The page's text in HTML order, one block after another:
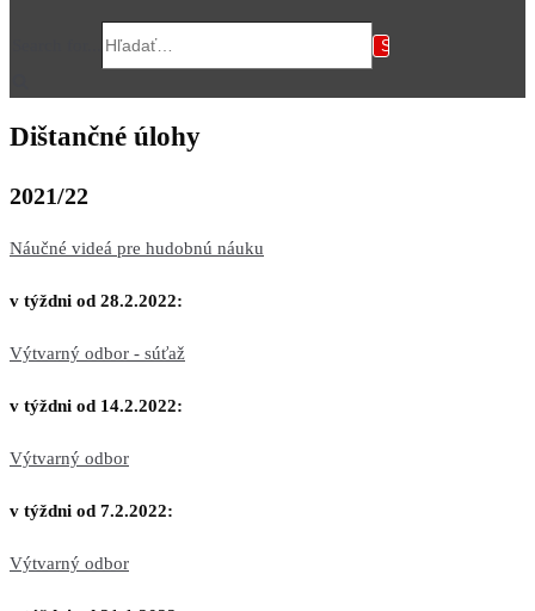
Dištančné úlohy
2021/22
Náučné videá pre hudobnú náuku
v týždni od 28.2.2022:
Výtvarný odbor - súťaž
v týždni od 14.2.2022:
Výtvarný odbor
v týždni od 7.2.2022:
Výtvarný odbor